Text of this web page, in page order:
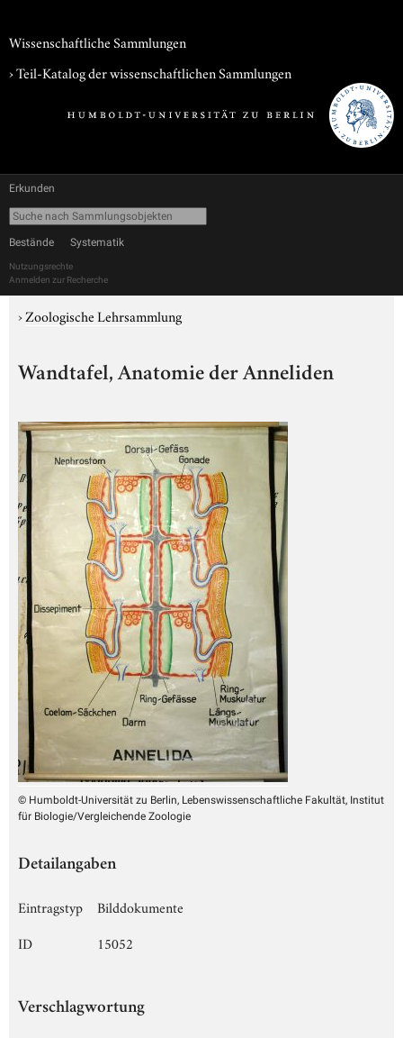
Wissenschaftliche Sammlungen
› Teil-Katalog der wissenschaftlichen Sammlungen
Erkunden
Bestände Systematik
Nutzungsrechte
Anmelden zur Recherche
›Zoologische Lehrsammlung
Wandtafel, Anatomie der Anneliden
© Humboldt-Universität zu Berlin, Lebenswissenschaftliche Fakultät, Institut
für Biologie/Vergleichende Zoologie
Detailangaben
Eintragstyp
Bilddokumente
ID
15052
Verschlagwortung